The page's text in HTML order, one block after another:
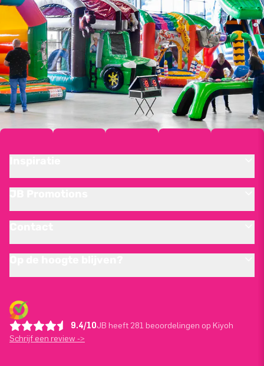
9.4/10JB heeft 281 beoordelingen op Kiyoh
Schrijf een review ->